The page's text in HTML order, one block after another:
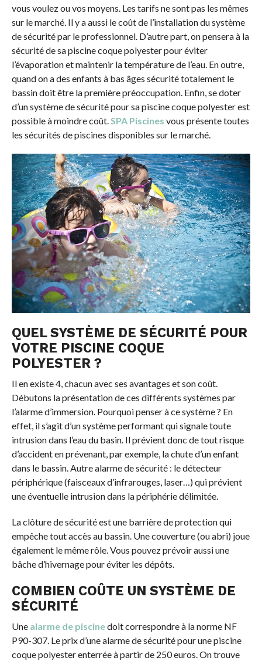
vous voulez ou vos moyens. Les tarifs ne sont pas les mêmes
sur le marché. Il y a aussi le coût de l’installation du système
de sécurité par le professionnel. D’autre part, on pensera à la
sécurité de sa piscine coque polyester pour éviter
l’évaporation et maintenir la température de l’eau. En outre,
quand on a des enfants à bas âges sécurité totalement le
bassin doit être la première préoccupation. Enfin, se doter
d’un système de sécurité pour sa piscine coque polyester est
possible à moindre coût.SPA Piscines vous présente toutes
les sécurités de piscines disponibles sur le marché.
QUEL SYSTÈME DE SÉCURITÉ POUR
VOTRE PISCINE COQUE
POLYESTER ?
Il en existe 4, chacun avec ses avantages et son coût.
Débutons la présentation de ces différents systèmes par
l’alarme d’immersion. Pourquoi penser à ce système ? En
effet, il s’agit d’un système performant qui signale toute
intrusion dans l’eau du basin. Il prévient donc de tout risque
d’accident en prévenant, par exemple, la chute d’un enfant
dans le bassin. Autre alarme de sécurité : le détecteur
périphérique (faisceaux d’infrarouges, laser…) qui prévient
une éventuelle intrusion dans la périphérie délimitée.
La clôture de sécurité est une barrière de protection qui
empêche tout accès au bassin. Une couverture (ou abri) joue
également le même rôle. Vous pouvez prévoir aussi une
bâche d’hivernage pour éviter les dépôts.
COMBIEN COÛTE UN SYSTÈME DE
SÉCURITÉ
Une alarme de piscinedoit correspondre à la norme NF
P90-307. Le prix d’une alarme de sécurité pour une piscine
coque polyester enterrée à partir de 250 euros. On trouve